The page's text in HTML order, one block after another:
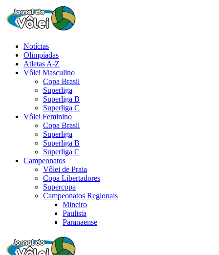
Notícias
Olimpíadas
Atletas A-Z
Vôlei Masculino
Copa Brasil
Superliga
Superliga B
Superliga C
Vôlei Feminino
Copa Brasil
Superliga
Superliga B
Superliga C
Campeonatos
Vôlei de Praia
Copa Libertadores
Supercopa
Campeonatos Regionais
Mineiro
Paulista
Paranaense